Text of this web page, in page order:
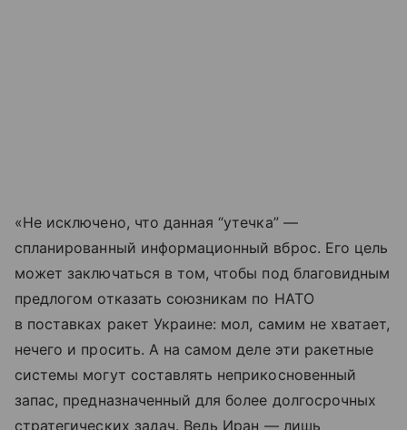
«Не исключено, что данная “утечка” —
спланированный информационный вброс. Его цель
может заключаться в том, чтобы под благовидным
предлогом отказать союзникам по НАТО
в поставках ракет Украине: мол, самим не хватает,
нечего и просить. А на самом деле эти ракетные
системы могут составлять неприкосновенный
запас, предназначенный для более долгосрочных
стратегических задач. Ведь Иран — лишь